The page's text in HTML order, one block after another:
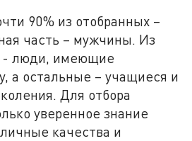
90% из отобранных –
часть – мужчины. Из
- люди, имеющие
а остальные – учащиеся и
Для отбора
уверенное знание
качества и